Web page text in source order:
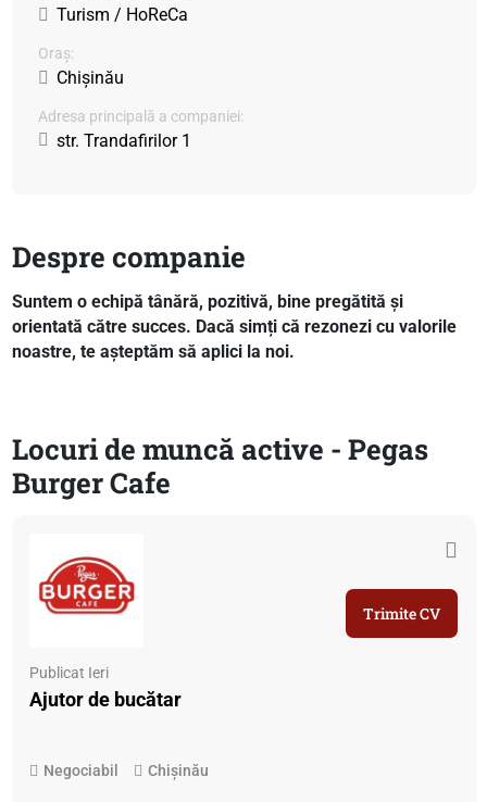
Turism / HoReCa
Oraș:
Chișinău
Adresa principală a companiei:
str. Trandafirilor 1
Despre companie
Suntem o echipă tânără, pozitivă, bine pregătită și
orientată către succes. Dacă simți că rezonezi cu valorile
noastre, te așteptăm să aplici la noi.
Locuri de muncă active - Pegas
Burger Cafe
Publicat Ieri
Ajutor de bucătar
Negociabil Chișinău
Trimite CV